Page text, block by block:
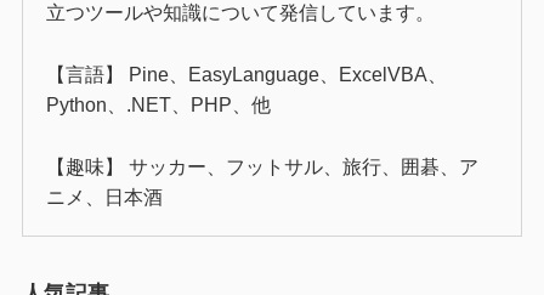
立つツールや知識について発信しています。
【言語】 Pine、EasyLanguage、ExcelVBA、
Python、.NET、PHP、他
【趣味】 サッカー、フットサル、旅行、囲碁、ア
ニメ、日本酒